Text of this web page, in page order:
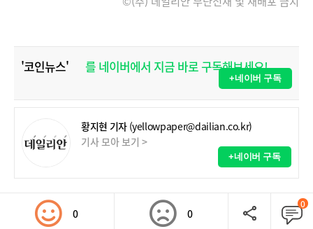
'코인뉴스' 를 네이버에서 지금 바로 구독해보세요!
+네이버 구독
황지현 기자 (yellowpaper@dailian.co.kr)
기사 모아 보기 >
+네이버 구독
0 0
0